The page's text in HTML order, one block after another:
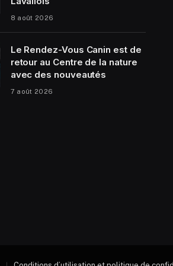
8 août 2026
Le Rendez-Vous Canin est de
retour au Centre de la nature
avec des nouveautés
7 août 2026